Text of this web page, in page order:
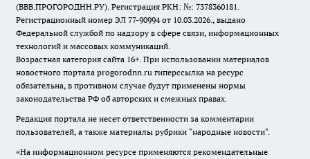
(ВВВ.ПРОГОРОДНН.РУ). Регистрация РКН: №: 7378360181.
Регистрационный номер ЭЛ 77-90994 от 10.03.2026., выдано
Федеральной службой по надзору в сфере связи, информационных
технологий и массовых коммуникаций.
Возрастная категория сайта 16+. При использовании материалов
новостного портала progorodnn.ru гиперссылка на ресурс
обязательна, в противном случае будут применены нормы
законодательства РФ об авторских и смежных правах.
Редакция портала не несет ответственности за комментарии
пользователей, а также материалы рубрики "народные новости".
«На информационном ресурсе применяются рекомендательные